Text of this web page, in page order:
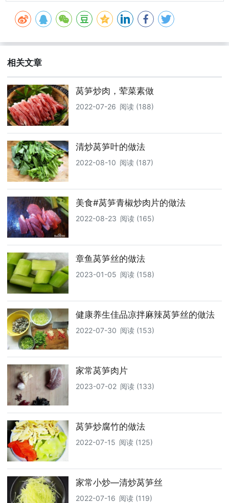
相关文章
莴笋炒肉，荤菜素做
2022-07-26 阅读 (188)
清炒莴笋叶的做法
2022-08-10 阅读 (187)
美食#莴笋青椒炒肉片的做法
2022-08-23 阅读 (165)
章鱼莴笋丝的做法
2023-01-05 阅读 (158)
健康养生佳品凉拌麻辣莴笋丝的做法
2022-07-30 阅读 (153)
家常莴笋肉片
2023-07-02 阅读 (133)
莴笋炒腐竹的做法
2022-07-15 阅读 (125)
家常小炒—清炒莴笋丝
2022-07-16 阅读 (119)